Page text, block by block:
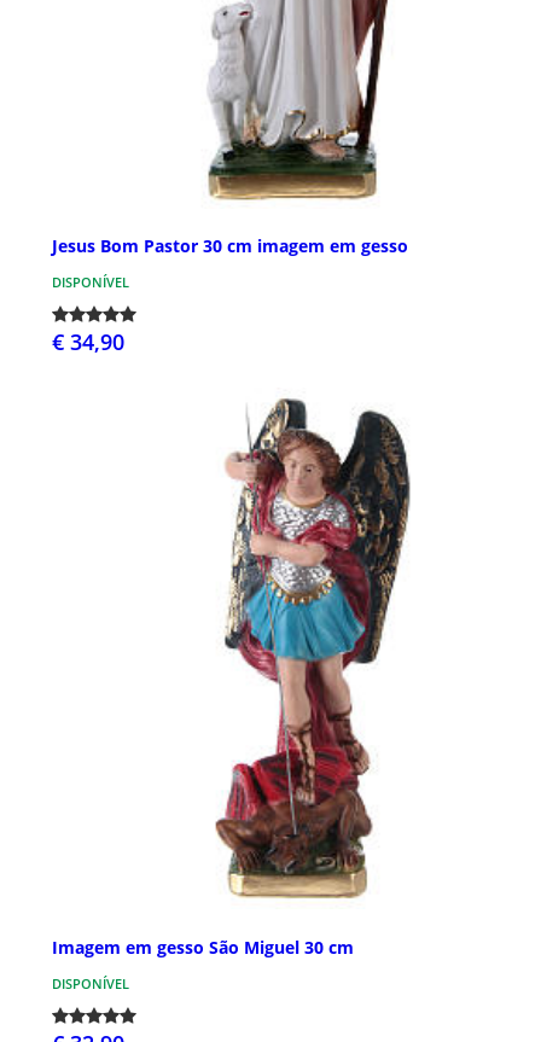
Jesus Bom Pastor 30 cm imagem em gesso
DISPONÍVEL
€ 34,90
Imagem em gesso São Miguel 30 cm
DISPONÍVEL